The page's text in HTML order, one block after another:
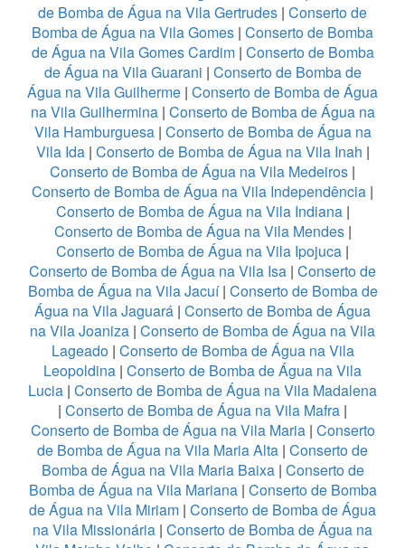
de Bomba de Água na Vila Gertrudes | Conserto de
Bomba de Água na Vila Gomes | Conserto de Bomba
de Água na Vila Gomes Cardim| Conserto de Bomba
de Água na Vila Guarani | Conserto de Bomba de
Água na Vila Guilherme | Conserto de Bomba de Água
na Vila Guilhermina| Conserto de Bomba de Água na
Vila Hamburguesa| Conserto de Bomba de Água na
Vila Ida| Conserto de Bomba de Água na Vila Inah |
Conserto de Bomba de Água na Vila Medeiros |
Conserto de Bomba de Água na Vila Independência |
Conserto de Bomba de Água na Vila Indiana|
Conserto de Bomba de Água na Vila Mendes|
Conserto de Bomba de Água na Vila Ipojuca |
Conserto de Bomba de Água na Vila Isa | Conserto de
Bomba de Água na Vila Jacuí| Conserto de Bomba de
Água na Vila Jaguará | Conserto de Bomba de Água
na Vila Joaniza | Conserto de Bomba de Água na Vila
Lageado| Conserto de Bomba de Água na Vila
Leopoldina | Conserto de Bomba de Água na Vila
Lucia | Conserto de Bomba de Água na Vila Madalena
| Conserto de Bomba de Água na Vila Mafra |
Conserto de Bomba de Água na Vila Maria| Conserto
de Bomba de Água na Vila Maria Alta | Conserto de
Bomba de Água na Vila Maria Baixa| Conserto de
Bomba de Água na Vila Mariana| Conserto de Bomba
de Água na Vila Miriam | Conserto de Bomba de Água
na Vila Missionária | Conserto de Bomba de Água na